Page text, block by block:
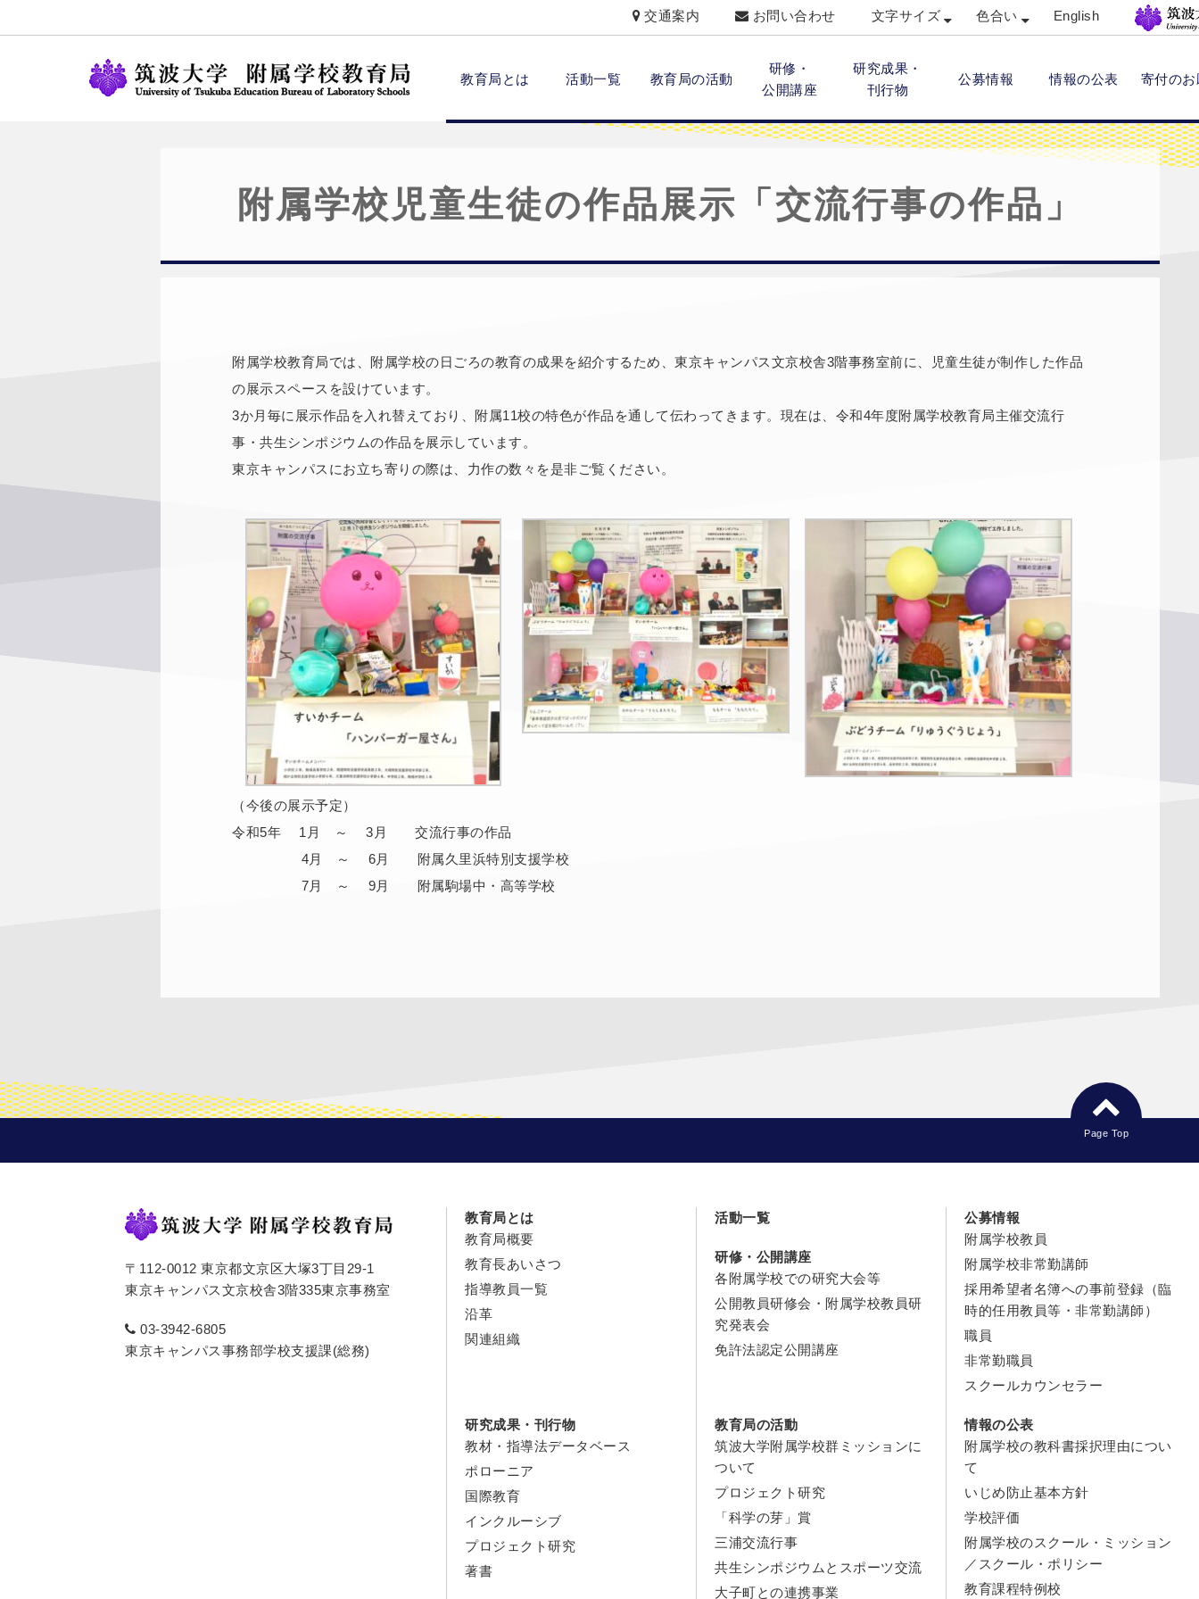
交通案内 お問い合わせ 文字サイズ 色合い English
教育局とは 活動一覧 教育局の活動
研修・
公開講座
研究成果・
刊行物
公募情報 情報の公表 寄付のお
附属学校児童生徒の作品展示「交流行事の作品」
附属学校教育局では、附属学校の日ごろの教育の成果を紹介するため、東京キャンパス文京校舎3階事務室前に、児童生徒が制作した作品
の展示スペースを設けています。
3か月毎に展示作品を入れ替えており、附属11校の特色が作品を通して伝わってきます。現在は、令和4年度附属学校教育局主催交流行
事・共生シンポジウムの作品を展示しています。
東京キャンパスにお立ち寄りの際は、力作の数々を是非ご覧ください。
（今後の展示予定）
令和5年 1月 ～ 3月 交流行事の作品
4月 ～ 6月 附属久里浜特別支援学校
7月 ～ 9月 附属駒場中・高等学校
Page Top
〒112-0012 東京都文京区大塚3丁目29-1
東京キャンパス文京校舎3階335東京事務室
03-3942-6805
東京キャンパス事務部学校支援課(総務)
教育局とは
教育局概要
教育長あいさつ
指導教員一覧
沿革
関連組織
活動一覧
研修・公開講座
各附属学校での研究大会等
公開教員研修会・附属学校教員研
究発表会
免許法認定公開講座
公募情報
附属学校教員
附属学校非常勤講師
採用希望者名簿への事前登録（臨
時的任用教員等・非常勤講師）
職員
非常勤職員
スクールカウンセラー
研究成果・刊行物
教材・指導法データベース
ポローニア
国際教育
インクルーシブ
プロジェクト研究
著書
教育局の活動
筑波大学附属学校群ミッションに
ついて
プロジェクト研究
「科学の芽」賞
三浦交流行事
共生シンポジウムとスポーツ交流
大子町との連携事業
情報の公表
附属学校の教科書採択理由につい
て
いじめ防止基本方針
学校評価
附属学校のスクール・ミッション
／スクール・ポリシー
教育課程特例校